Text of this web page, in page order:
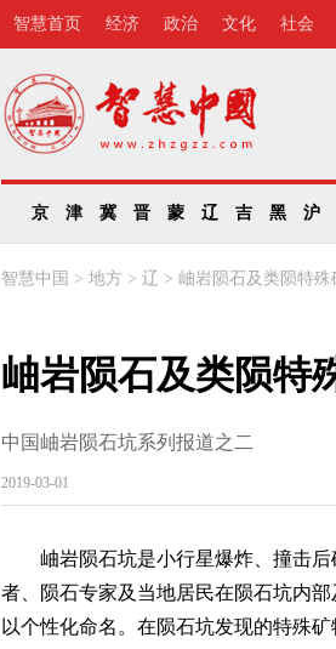
智慧首页 经济 政治 文化 社会
京 津 冀 晋 蒙 辽 吉 黑 沪
智慧中国 > 地方 > 辽 > 岫岩陨石及类陨特殊
岫岩陨石及类陨特
中国岫岩陨石坑系列报道之二
2019-03-01
岫岩陨石坑是小行星爆炸、撞击后
者、陨石专家及当地居民在陨石坑内
以个性化命名。在陨石坑发现的特殊